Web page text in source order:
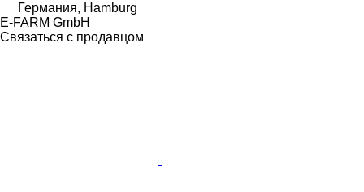
Германия, Hamburg
E-FARM GmbH
Связаться с продавцом